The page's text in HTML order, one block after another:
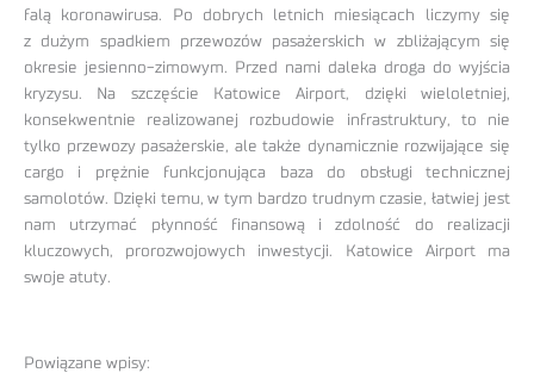
falą koronawirusa. Po dobrych letnich miesiącach liczymy się
z dużym spadkiem przewozów pasażerskich w zbliżającym się
okresie jesienno-zimowym. Przed nami daleka droga do wyjścia
kryzysu. Na szczęście Katowice Airport, dzięki wieloletniej,
konsekwentnie realizowanej rozbudowie infrastruktury, to nie
tylko przewozy pasażerskie, ale także dynamicznie rozwijające się
cargo i prężnie funkcjonująca baza do obsługi technicznej
samolotów. Dzięki temu, w tym bardzo trudnym czasie, łatwiej jest
nam utrzymać płynność finansową i zdolność do realizacji
kluczowych, prorozwojowych inwestycji. Katowice Airport ma
swoje atuty.
Powiązane wpisy: